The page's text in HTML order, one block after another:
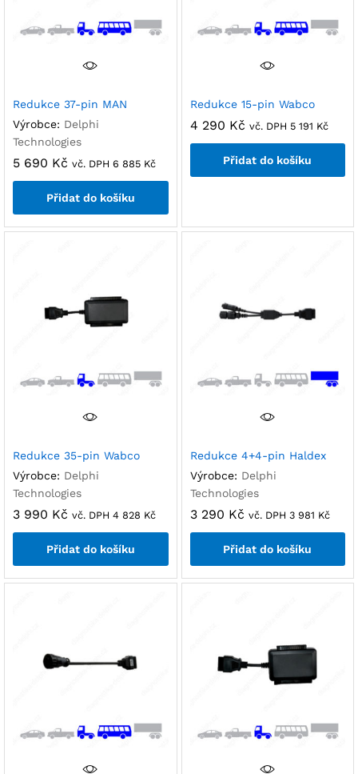
Redukce 37-pin MAN
Výrobce: Delphi
Technologies
5 690 Kč vč. DPH 6 885 Kč
Přidat do košíku
Redukce 15-pin Wabco
4 290 Kč vč. DPH 5 191 Kč
Přidat do košíku
Redukce 35-pin Wabco
Výrobce: Delphi
Technologies
3 990 Kč vč. DPH 4 828 Kč
Přidat do košíku
Redukce 4+4-pin Haldex
Výrobce: Delphi
Technologies
3 290 Kč vč. DPH 3 981 Kč
Přidat do košíku